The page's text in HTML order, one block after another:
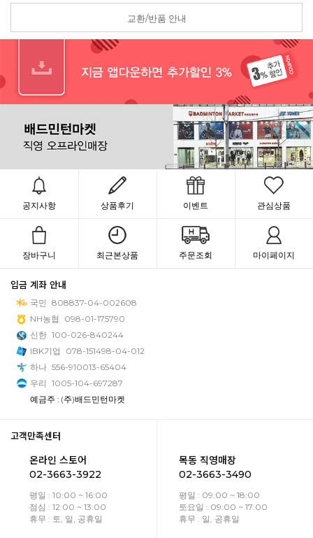
교환/반품 안내
공지사항 상품후기 이벤트 관심상품
장바구니 최근본상품 주문조회 마이페이지
입금 계좌 안내
국민 808837-04-002608
NH농협
098-01-175790
신한 100-026-840244
IBK기업
078-151498-04-012
하나 556-910013-65404
우리 1005-104-697287
예금주 : (주)배드민턴마켓
고객만족센터
온라인 스토어
02-3663-3922
평일 : 10:00 ~ 16:00
점심 : 12:00 ~ 13:00
휴무 : 토, 일, 공휴일
목동 직영매장
02-3663-3490
평일 : 09:00 ~ 18:00
토요일 : 09:00 ~ 17:00
휴무 : 일, 공휴일